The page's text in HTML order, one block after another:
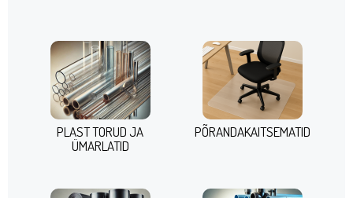
PLAST TORUD JA
ÜMARLATID
PÕRANDAKAITSEMATID